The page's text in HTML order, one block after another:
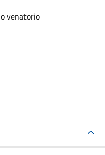
venatorio